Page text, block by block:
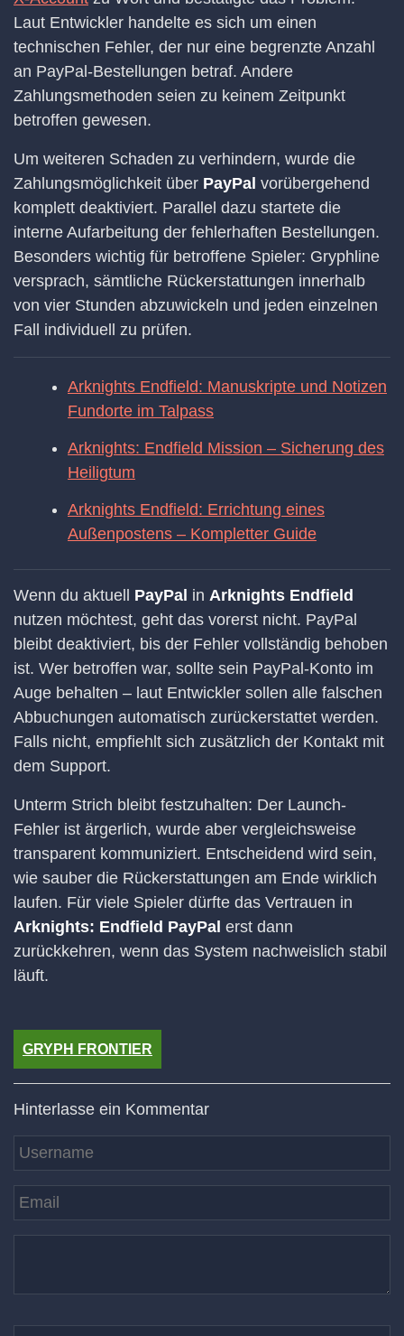
Laut Entwickler handelte es sich um einen
technischen Fehler, der nur eine begrenzte Anzahl
an PayPal-Bestellungen betraf. Andere
Zahlungsmethoden seien zu keinem Zeitpunkt
betroffen gewesen.
Um weiteren Schaden zu verhindern, wurde die
Zahlungsmöglichkeit über PayPal vorübergehend
komplett deaktiviert. Parallel dazu startete die
interne Aufarbeitung der fehlerhaften Bestellungen.
Besonders wichtig für betroffene Spieler: Gryphline
versprach, sämtliche Rückerstattungen innerhalb
von vier Stunden abzuwickeln und jeden einzelnen
Fall individuell zu prüfen.
Arknights Endfield: Manuskripte und Notizen
Fundorte im Talpass
Arknights: Endfield Mission – Sicherung des
Heiligtum
Arknights Endfield: Errichtung eines
Außenpostens – Kompletter Guide
Wenn du aktuell PayPal in Arknights Endfield
nutzen möchtest, geht das vorerst nicht. PayPal
bleibt deaktiviert, bis der Fehler vollständig behoben
ist. Wer betroffen war, sollte sein PayPal-Konto im
Auge behalten – laut Entwickler sollen alle falschen
Abbuchungen automatisch zurückerstattet werden.
Falls nicht, empfiehlt sich zusätzlich der Kontakt mit
dem Support.
Unterm Strich bleibt festzuhalten: Der Launch-
Fehler ist ärgerlich, wurde aber vergleichsweise
transparent kommuniziert. Entscheidend wird sein,
wie sauber die Rückerstattungen am Ende wirklich
laufen. Für viele Spieler dürfte das Vertrauen in
Arknights: Endfield PayPal erst dann
zurückkehren, wenn das System nachweislich stabil
läuft.
GRYPH FRONTIER
Hinterlasse ein Kommentar